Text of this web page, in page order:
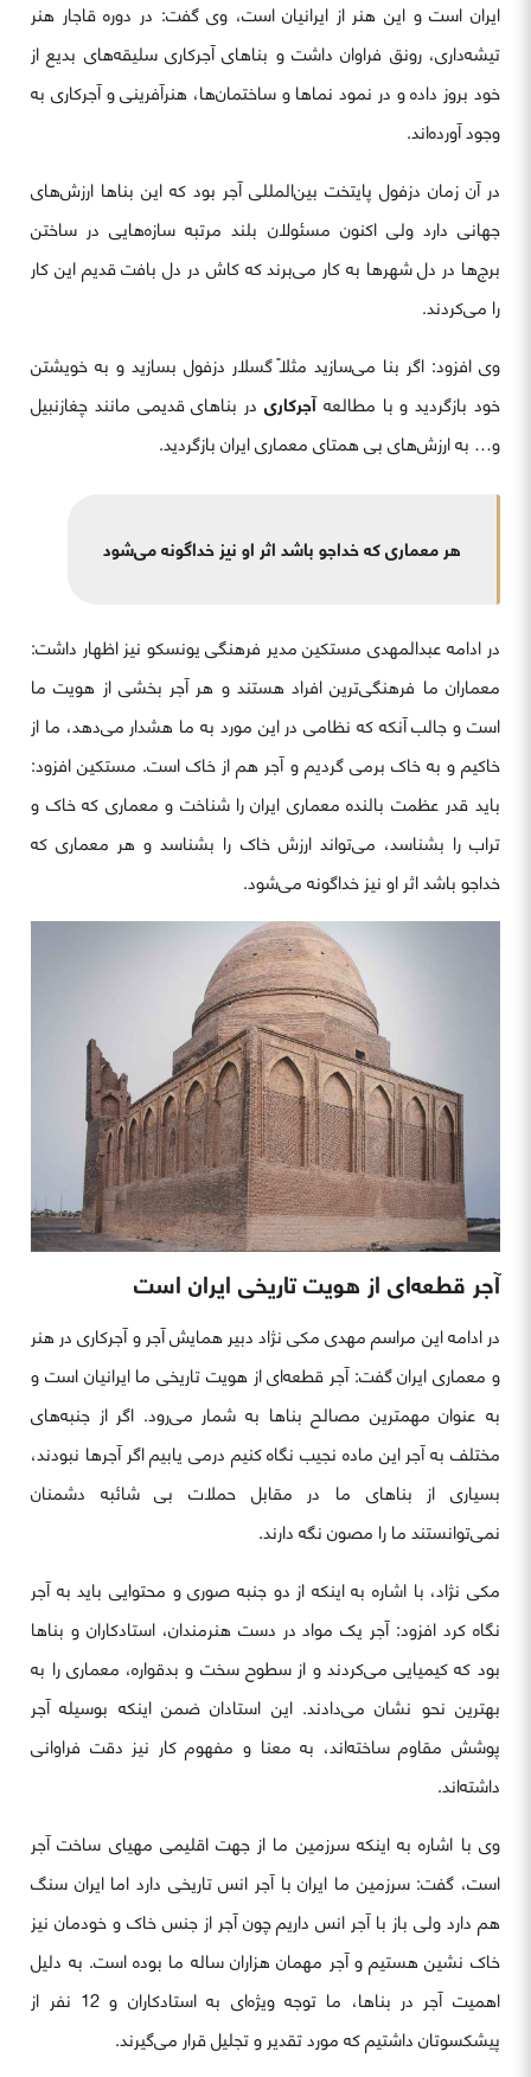
ایران است و این هنر از ایرانیان است، وی گفت: در دوره قاجار هنر
تیشه‌داری، رونق فراوان داشت و بناهای آجرکاری سلیقه‌های بدیع از
خود بروز داده و در نمود نماها و ساختمان‌ها، هنرآفرینی و آجرکاری به
وجود آورده‌اند.
در آن زمان دزفول پایتخت بین‌المللی آجر بود که این بناها ارزش‌های
جهانی دارد ولی اکنون مسئولان بلند مرتبه سازه‌هایی در ساختن
برج‌ها در دل شهرها به کار می‌برند که کاش در دل بافت قدیم این کار
را می‌کردند.
وی افزود: اگر بنا می‌سازید مثلاً گسلار دزفول بسازید و به خویشتن
خود بازگردید و با مطالعهآجرکاری در بناهای قدیمی مانند چغازنبیل
و… به ارزش‌های بی همتای معماری ایران بازگردید.
هر معماری که خداجو باشد اثر او نیز خداگونه می‌شود
در ادامه عبدالمهدی مستکین مدیر فرهنگی یونسکو نیز اظهار داشت:
معماران ما فرهنگی‌ترین افراد هستند و هر آجر بخشی از هویت ما
است و جالب آنکه که نظامی در این مورد به ما هشدار می‌دهد، ما از
خاکیم و به خاک برمی گردیم و آجر هم از خاک است. مستکین افزود:
باید قدر عظمت بالنده معماری ایران را شناخت و معماری که خاک و
تراب را بشناسد، می‌تواند ارزش خاک را بشناسد و هر معماری که
خداجو باشد اثر او نیز خداگونه می‌شود.
آجر قطعه‌ای از هویت تاریخی ایران است
در ادامه این مراسم مهدی مکی نژاد دبیر همایش آجر و آجرکاری در هنر
و معماری ایران گفت: آجر قطعه‌ای از هویت تاریخی ما ایرانیان است و
به عنوان مهمترین مصالح بناها به شمار می‌رود. اگر از جنبه‌های
مختلف به آجر این ماده نجیب نگاه کنیم درمی یابیم اگر آجرها نبودند،
بسیاری از بناهای ما در مقابل حملات بی شائبه دشمنان
نمی‌توانستند ما را مصون نگه دارند.
مکی نژاد، با اشاره به اینکه از دو جنبه صوری و محتوایی باید به آجر
نگاه کرد افزود: آجر یک مواد در دست هنرمندان، استادکاران و بناها
بود که کیمیایی می‌کردند و از سطوح سخت و بدقواره، معماری را به
بهترین نحو نشان می‌دادند. این استادان ضمن اینکه بوسیله آجر
پوشش مقاوم ساخته‌اند، به معنا و مفهوم کار نیز دقت فراوانی
داشته‌اند.
وی با اشاره به اینکه سرزمین ما از جهت اقلیمی مهیای ساخت آجر
است، گفت: سرزمین ما ایران با آجر انس تاریخی دارد اما ایران سنگ
هم دارد ولی باز با آجر انس داریم چون آجر از جنس خاک و خودمان نیز
خاک نشین هستیم و آجر مهمان هزاران ساله ما بوده است. به دلیل
اهمیت آجر در بناها، ما توجه ویژه‌ای به استادکاران و 12 نفر از
پیشکسوتان داشتیم که مورد تقدیر و تجلیل قرار می‌گیرند.